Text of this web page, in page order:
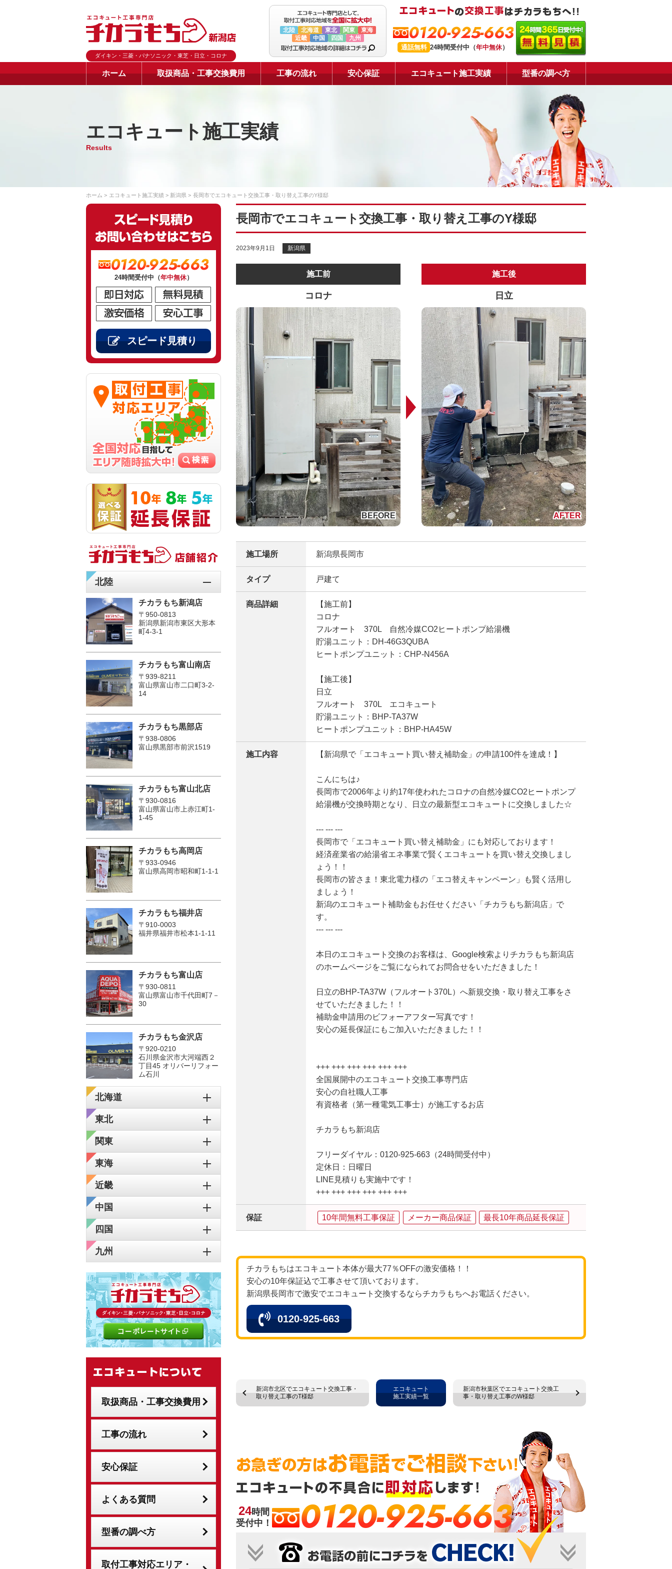
ダイキン・三菱・パナソニック・東芝・日立・コロナ
北陸 北海道 東北 関東
東海
近畿
中国 四国 九州 0120-925-663
通話無料 24時間受付中（年中無休）
ホーム 取扱商品・工事交換費用 工事の流れ 安心保証 エコキュート施工実績 型番の調べ方
エコキュート施工実績
Results
ホーム エコキュート施工実績 新潟県 長岡市でエコキュート交換工事・取り替え工事のY様邸
長岡市でエコキュート交換工事・取り替え工事のY様邸
2023年9月1日 新潟県
施工前
コロナ
施工後
日立
施工場所 新潟県長岡市
タイプ 戸建て
商品詳細
【施工前】
コロナ
フルオート 370L 自然冷媒CO2ヒートポンプ給湯機
貯湯ユニット：DH-46G3QUBA
ヒートポンプユニット：CHP-N456A
【施工後】
日立
フルオート 370L エコキュート
貯湯ユニット：BHP-TA37W
ヒートポンプユニット：BHP-HA45W
施工内容 【新潟県で「エコキュート買い替え補助金」の申請100件を達成！】
こんにちは♪
長岡市で2006年より約17年使われたコロナの自然冷媒CO2ヒートポンプ
給湯機が交換時期となり、日立の最新型エコキュートに交換しました☆
--- --- ---
長岡市で「エコキュート買い替え補助金」にも対応しております！
経済産業省の給湯省エネ事業で賢くエコキュートを買い替え交換しまし
ょう！！
長岡市の皆さま！東北電力様の「エコ替えキャンペーン」も賢く活用し
ましょう！
新潟のエコキュート補助金もお任せください「チカラもち新潟店」で
す。
--- --- ---
本日のエコキュート交換のお客様は、Google検索よりチカラもち新潟店
のホームページをご覧になられてお問合せをいただきました！
日立のBHP-TA37W（フルオート370L）へ新規交換・取り替え工事をさ
せていただきました！！
補助金申請用のビフォーアフター写真です！
安心の延長保証にもご加入いただきました！！
+++ +++ +++ +++ +++ +++
全国展開中のエコキュート交換工事専門店
安心の自社職人工事
有資格者（第一種電気工事士）が施工するお店
チカラもち新潟店
フリーダイヤル：0120-925-663（24時間受付中）
定休日：日曜日
LINE見積りも実施中です！
+++ +++ +++ +++ +++ +++
保証 10年間無料工事保証 メーカー商品保証 最長10年商品延長保証
チカラもちはエコキュート本体が最大77％OFFの激安価格！！
安心の10年保証込で工事させて頂いております。
新潟県長岡市で激安でエコキュート交換するならチカラもちへお電話ください。
0120-925-663
新潟市北区でエコキュート交換工事・
取り替え工事のT様邸
新潟市秋葉区でエコキュート交換工
事・取り替え工事のW様邸
エコキュート
施工実績一覧
24時間
受付中！
0120-925-663
0120-925-663
24時間受付中（年中無休）
スピード見積り
北陸
チカラもち新潟店
〒950-0813
新潟県新潟市東区大形本
町4-3-1
チカラもち富山南店
〒939-8211
富山県富山市二口町3-2-
14
チカラもち黒部店
〒938-0806
富山県黒部市前沢1519
チカラもち富山北店
〒930-0816
富山県富山市上赤江町1-
1-45
チカラもち高岡店
〒933-0946
富山県高岡市昭和町1-1-1
チカラもち福井店
〒910-0003
福井県福井市松本1‐1-11
チカラもち富山店
〒930-0811
富山県富山市千代田町7－
30
チカラもち金沢店
〒920-0210
石川県金沢市大河端西２
丁目45 オリバーリフォー
ム石川
北海道
東北
関東
東海
近畿
中国
四国
九州
取扱商品・工事交換費用
工事の流れ
安心保証
よくある質問
型番の調べ方
取付工事対応エリア・